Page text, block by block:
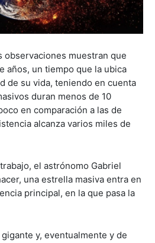
observaciones muestran que
años, un tiempo que la ubica
de su vida, teniendo en cuenta
duran menos de 10
en comparación a las de
alcanza varios miles de
el astrónomo Gabriel
una estrella masiva entra en
principal, en la que pasa la
y, eventualmente y de